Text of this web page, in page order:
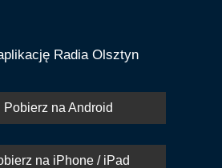
Radia Olsztyn
Pobierz na Android
na iPhone / iPad